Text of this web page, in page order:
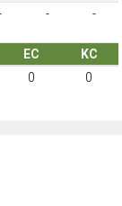
- -
EC
KC
0 0